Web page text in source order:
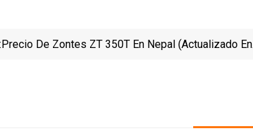
Precio De Zontes ZT 350T En Nepal (actualizado En